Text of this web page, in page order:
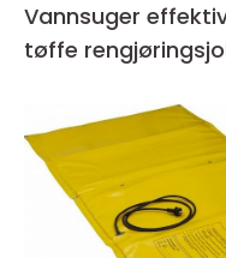
Vannsuger effektiv hjelp ved vannskader og
tøffe